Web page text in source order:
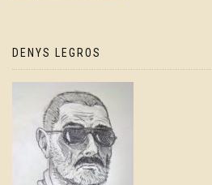
DENYS LEGROS